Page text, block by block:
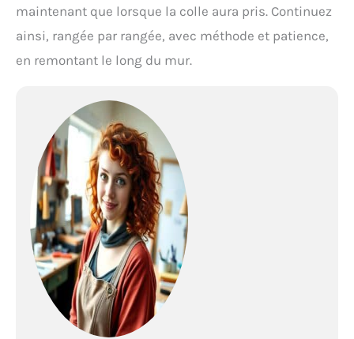
maintenant que lorsque la colle aura pris. Continuez
ainsi, rangée par rangée, avec méthode et patience,
en remontant le long du mur.